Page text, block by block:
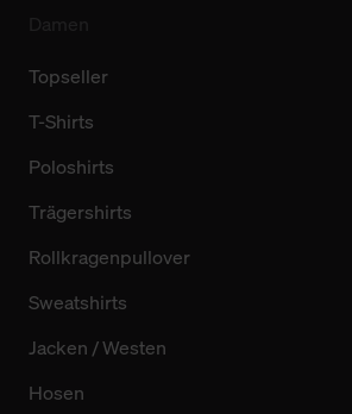
Topseller
T-Shirts
Poloshirts
Trägershirts
Rollkragenpullover
Sweatshirts
Jacken / Westen
Hosen